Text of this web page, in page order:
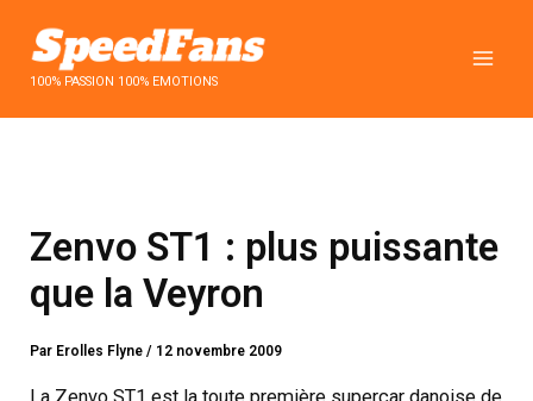
contenu100% PASSION 100% EMOTIONS
Zenvo ST1 : plus puissante
que la Veyron
Par Erolles Flyne/ 12 novembre 2009